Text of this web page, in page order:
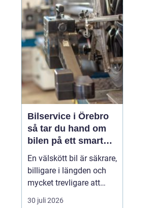
försäkringen, åka till en
plåtverkstad eller går det
att fixa snabbt och smi...
Bilservice i Örebro
så tar du hand om
bilen på ett smart
sätt
En välskött bil är säkrare,
billigare i längden och
mycket trevligare att
köra. Trots det väntar
30 juli 2026